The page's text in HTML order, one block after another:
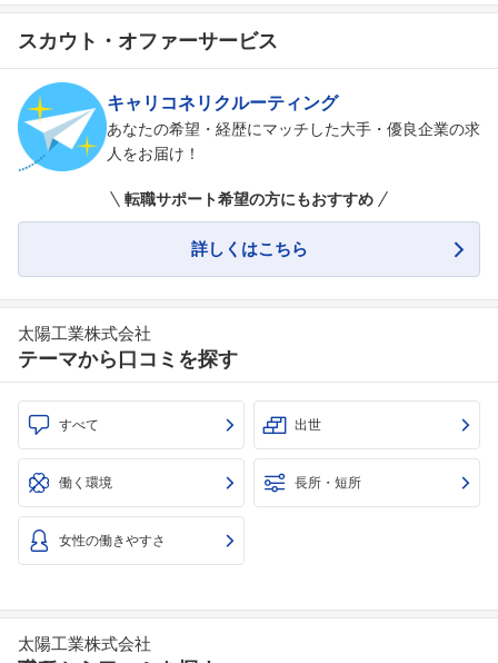
フォローしました
こちらの企業もフォローしませんか？
スカウト・オファーサービス
キャリコネリクルーティング
あなたの希望・経歴にマッチした大手・優良企業の求
人をお届け！
転職サポート希望の方にもおすすめ
詳しくはこちら
太陽工業株式会社
テーマから口コミを探す
すべて 出世
働く環境 長所・短所
女性の働きやすさ
太陽工業株式会社